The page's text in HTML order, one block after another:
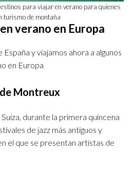
para viajar en verano para quienes
turismo de montaña
verano en Europa
y viajamos ahora a algunos
en Europa
Montreux
durante la primera quincena
de jazz más antiguos y
el que se presentan artistas de